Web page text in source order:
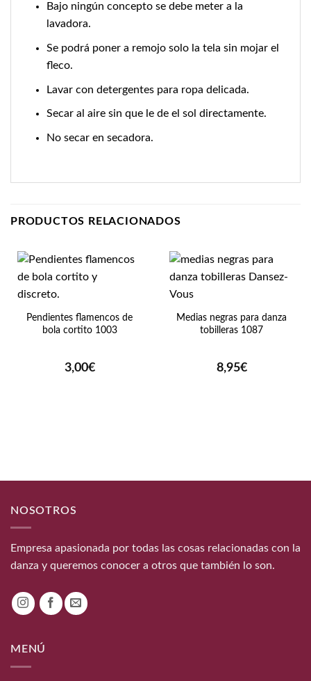
Bajo ningún concepto se debe meter a la
lavadora.
Se podrá poner a remojo solo la tela sin mojar el
fleco.
Lavar con detergentes para ropa delicada.
Secar al aire sin que le de el sol directamente.
No secar en secadora.
PRODUCTOS RELACIONADOS
Pendientes flamencos de
bola cortito 1003
3,00€
Medias negras para danza
tobilleras 1087
8,95€
NOSOTROS
Empresa apasionada por todas las cosas relacionadas con la
danza y queremos conocer a otros que también lo son.
MENÚ